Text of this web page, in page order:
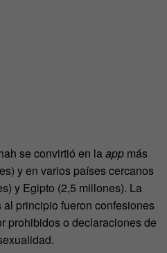
se convirtió en la app más
y en varios países cercanos
y Egipto (2,5 millones). La
principio fueron confesiones
prohibidos o declaraciones de